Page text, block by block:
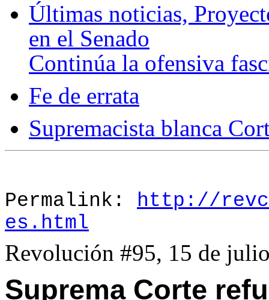
Últimas noticias,
en el Senado
Continúa la ofensiva
Fe de errata
Supremacista blanca
Permalink: http://
es.html
Revolución #95, 15 de
Suprema Corte